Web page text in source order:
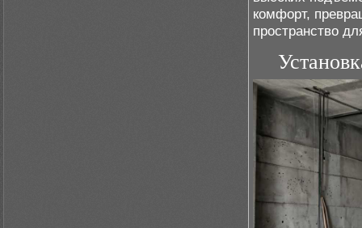
комфорт,
пространство